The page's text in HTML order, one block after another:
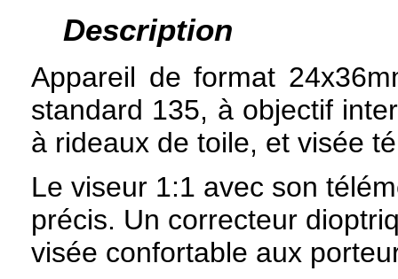
Description
Appareil de format
standard 135, à objectif
à rideaux de toile, et visée
Le viseur 1:1 avec son
précis. Un correcteur
visée confortable aux